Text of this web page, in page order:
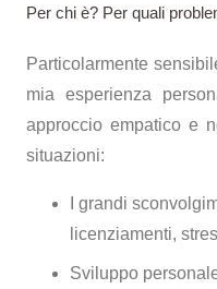
Per chi è? Per quali
Particolarmente
mia esperienza
approccio empatico e
situazioni:
I grandi
licenziamenti,
Sviluppo